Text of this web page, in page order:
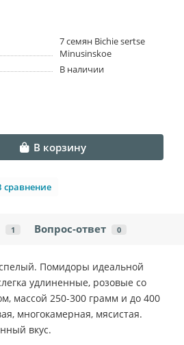
7 семян Bichie sertse
Minusinskoe
В наличии
В корзину
сравнение
1 Вопрос-ответ 0
Помидоры идеальной
удлиненные, розовые со
массой 250-300 грамм и до 400
многокамерная, мясистая.
вкус.